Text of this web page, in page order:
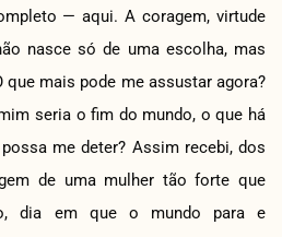
— aqui. A coragem, virtude
nasce só de uma escolha, mas
que mais pode me assustar agora?
seria o fim do mundo, o que há
me deter? Assim recebi, dos
de uma mulher tão forte que
dia em que o mundo para e